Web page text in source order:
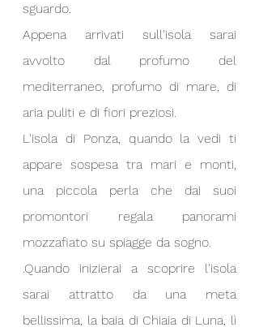
sguardo.
Appena arrivati sull'isola sarai
avvolto dal profumo del
mediterraneo, profumo di mare, di
aria puliti e di fiori preziosi.
L'isola di Ponza, quando la vedi ti
appare sospesa tra mari e monti,
una piccola perla che dai suoi
promontori regala panorami
mozzafiato su spiagge da sogno.
.Quando inizierai a scoprire l'isola
sarai attratto da una meta
bellissima, la baia di Chiaia di Luna, lì